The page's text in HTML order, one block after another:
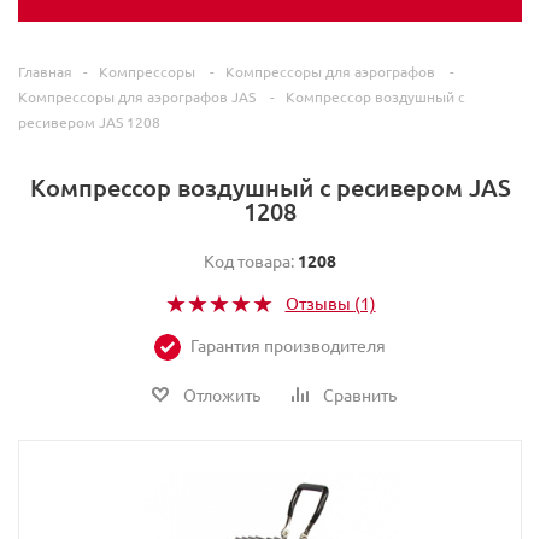
Главная - Компрессоры - Компрессоры для аэрографов
-
Компрессоры для аэрографов JAS
-
Компрессор воздушный с
ресивером JAS 1208
Компрессор воздушный с ресивером JAS
1208
Код товара: 1208
Отзывы (1)
Гарантия производителя
Отложить Сравнить